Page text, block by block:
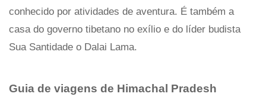
conhecido por atividades de aventura. É também a
casa do governo tibetano no exílio e do líder budista
Sua Santidade o Dalai Lama.
Guia de viagens de Himachal Pradesh